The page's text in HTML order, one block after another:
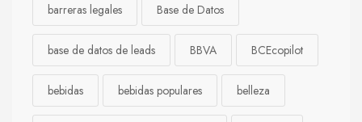
barreras legales Base de Datos
base de datos de leads BBVA BCEcopilot
bebidas bebidas populares belleza